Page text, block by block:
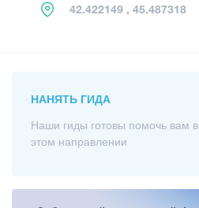
42.422149 , 45.487318
НАНЯТЬ ГИДА
Наши гиды готовы помочь вам в
этом направлении